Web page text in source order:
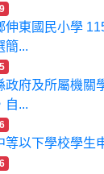
伸東國民小學
簡...
政府及所屬機關
自...
等以下學校學生